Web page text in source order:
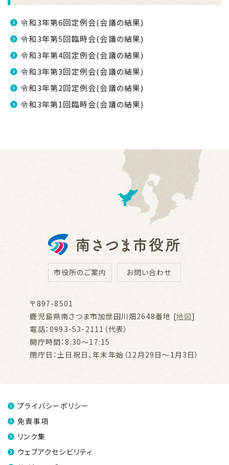
令和3年第6回定例会(会議の結果)
令和3年第5回臨時会(会議の結果)
令和3年第4回定例会(会議の結果)
令和3年第3回定例会(会議の結果)
令和3年第2回定例会(会議の結果)
令和3年第1回臨時会(会議の結果)
市役所のご案内 お問い合わせ
〒897-8501
鹿児島県南さつま市加世田川畑2648番地 [地図]
電話：0993-53-2111（代表）
開庁時間：8:30～17:15
閉庁日：土日祝日、年末年始（12月29日～1月3日）
プライバシーポリシー
免責事項
リンク集
ウェブアクセシビリティ